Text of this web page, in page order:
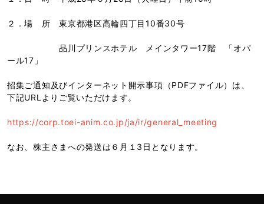
２．場 所 東京都港区高輪四丁目10番30号
品川プリンスホテル メインタワー17階 「オパ
ール17」
招集ご通知及びインターネット開示事項（PDFファイル）は、
下記URLよりご覧いただけます。
https://corp.toei-anim.co.jp/ja/ir/general_meeting
なお、株主さまへの発送は６月１3日となります。